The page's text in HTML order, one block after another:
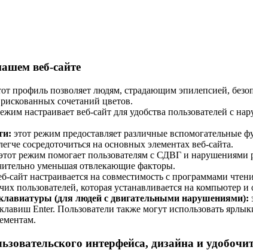
веб-сайте
профиль позволяет людям, страдающим эпилепсией,
сочетаний цветов.
настраивает веб-сайт для удобства пользователей с
этот режим предоставляет различные
сосредоточиться на основных элементах веб-сайта.
режим помогает пользователям с СДВГ и нарушениями
уменьшая отвлекающие факторы.
сайт настраивается на совместимость с программами
пользователей, которая устанавливается на
(для людей с двигательными нарушениями):
Enter. Пользователи также могут использовать
интерфейса, дизайна и